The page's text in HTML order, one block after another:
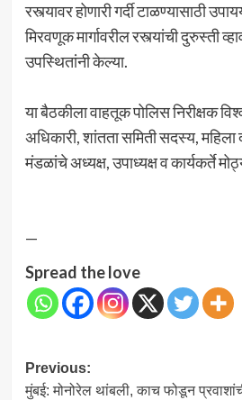
रस्त्यावर होणारी गर्दी टाळण्यासाठी
मिरवणूक मार्गावरील रस्त्यांची दुरुस्ती
उपस्थितांनी केल्या.
या बैठकीला वाहतूक पोलिस निरीक्षक
अधिकारी, शांतता समिती सदस्य,
मंडळांचे अध्यक्ष, उपाध्यक्ष व कार्यकर्ते
—
Spread the love
Post
Previous:
मुंबई: मोनोरेल थांबली, काच फोडून